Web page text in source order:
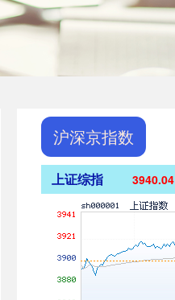
沪深京指数
上证综指 3940.04